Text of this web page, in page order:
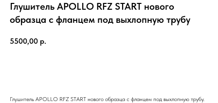
Глушитель APOLLO RFZ START нового
образца с фланцем под выхлопную трубу
5500,00 р.
Глушитель APOLLO RFZ START нового образца с фланцем под выхлопную трубу.